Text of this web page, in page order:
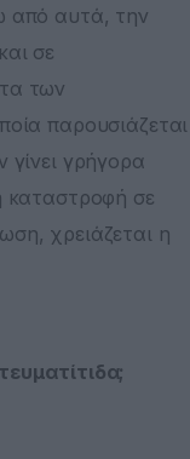
από αυτά, την
σε
των
παρουσιάζεται
γίνει γρήγορα
καταστροφή σε
χρειάζεται η